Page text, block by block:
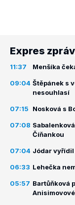
Expres
11:37 Menšíka
09:04 Štěpánek s
nesouhlasí
07:15 Nosková s
07:08
Číňankou
07:04 Jódar vyřídil
06:33 Lehečka
05:57 Bartůňková
Anisimovové